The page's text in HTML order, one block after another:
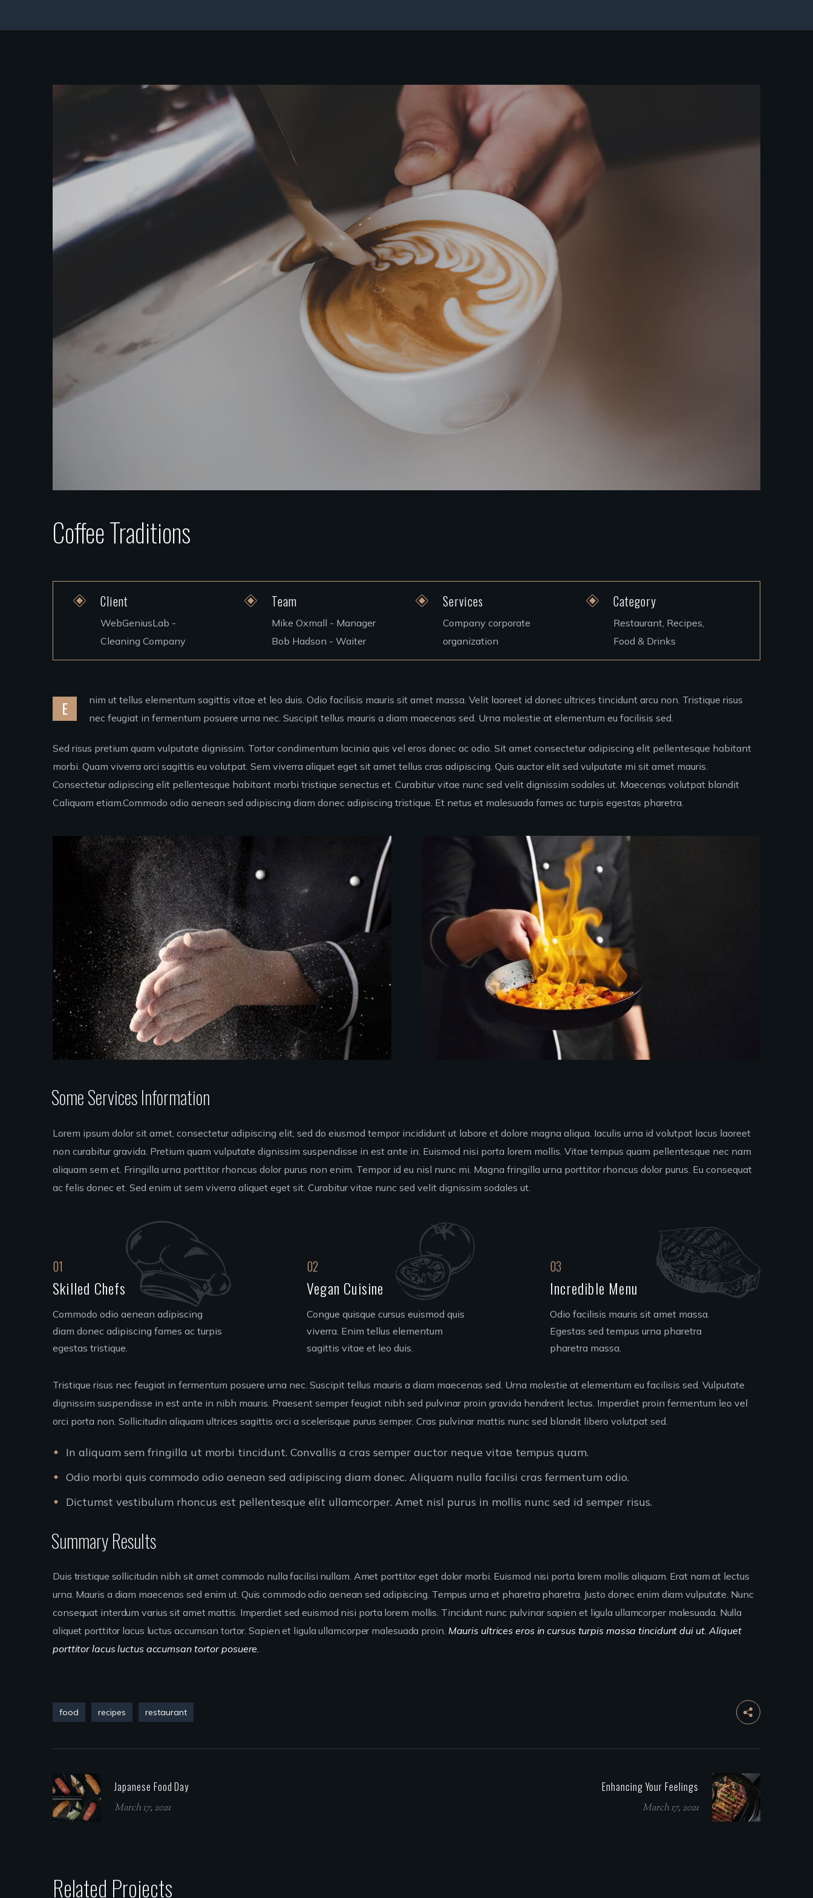
Coffee Traditions
Client
WebGeniusLab -
Cleaning Company
Team
Mike Oxmall - Manager
Bob Hadson - Waiter
Services
Company corporate
organization
Category
Restaurant, Recipes,
Food & Drinks
E
nim ut tellus elementum sagittis vitae et leo duis. Odio facilisis mauris sit amet massa. Velit laoreet id donec ultrices tincidunt arcu non. Tristique risus
nec feugiat in fermentum posuere urna nec. Suscipit tellus mauris a diam maecenas sed. Urna molestie at elementum eu facilisis sed.
Sed risus pretium quam vulputate dignissim. Tortor condimentum lacinia quis vel eros donec ac odio. Sit amet consectetur adipiscing elit pellentesque habitant
morbi. Quam viverra orci sagittis eu volutpat. Sem viverra aliquet eget sit amet tellus cras adipiscing. Quis auctor elit sed vulputate mi sit amet mauris.
Consectetur adipiscing elit pellentesque habitant morbi tristique senectus et. Curabitur vitae nunc sed velit dignissim sodales ut. Maecenas volutpat blandit
Caliquam etiam.Commodo odio aenean sed adipiscing diam donec adipiscing tristique. Et netus et malesuada fames ac turpis egestas pharetra.
Some Services Information
Lorem ipsum dolor sit amet, consectetur adipiscing elit, sed do eiusmod tempor incididunt ut labore et dolore magna aliqua. Iaculis urna id volutpat lacus laoreet
non curabitur gravida. Pretium quam vulputate dignissim suspendisse in est ante in. Euismod nisi porta lorem mollis. Vitae tempus quam pellentesque nec nam
aliquam sem et. Fringilla urna porttitor rhoncus dolor purus non enim. Tempor id eu nisl nunc mi. Magna fringilla urna porttitor rhoncus dolor purus. Eu consequat
ac felis donec et. Sed enim ut sem viverra aliquet eget sit. Curabitur vitae nunc sed velit dignissim sodales ut.
01
Skilled Chefs
Commodo odio aenean adipiscing
diam donec adipiscing fames ac turpis
egestas tristique.
02
Vegan Cuisine
Congue quisque cursus euismod quis
viverra. Enim tellus elementum
sagittis vitae et leo duis.
03
Incredible Menu
Odio facilisis mauris sit amet massa.
Egestas sed tempus urna pharetra
pharetra massa.
Tristique risus nec feugiat in fermentum posuere urna nec. Suscipit tellus mauris a diam maecenas sed. Urna molestie at elementum eu facilisis sed. Vulputate
dignissim suspendisse in est ante in nibh mauris. Praesent semper feugiat nibh sed pulvinar proin gravida hendrerit lectus. Imperdiet proin fermentum leo vel
orci porta non. Sollicitudin aliquam ultrices sagittis orci a scelerisque purus semper. Cras pulvinar mattis nunc sed blandit libero volutpat sed.
In aliquam sem fringilla ut morbi tincidunt. Convallis a cras semper auctor neque vitae tempus quam.
Odio morbi quis commodo odio aenean sed adipiscing diam donec. Aliquam nulla facilisi cras fermentum odio.
Dictumst vestibulum rhoncus est pellentesque elit ullamcorper. Amet nisl purus in mollis nunc sed id semper risus.
Summary Results
Duis tristique sollicitudin nibh sit amet commodo nulla facilisi nullam. Amet porttitor eget dolor morbi. Euismod nisi porta lorem mollis aliquam. Erat nam at lectus
urna. Mauris a diam maecenas sed enim ut. Quis commodo odio aenean sed adipiscing. Tempus urna et pharetra pharetra. Justo donec enim diam vulputate. Nunc
consequat interdum varius sit amet mattis. Imperdiet sed euismod nisi porta lorem mollis. Tincidunt nunc pulvinar sapien et ligula ullamcorper malesuada. Nulla
aliquet porttitor lacus luctus accumsan tortor. Sapien et ligula ullamcorper malesuada proin. Mauris ultrices eros in cursus turpis massa tincidunt dui ut. Aliquet
porttitor lacus luctus accumsan tortor posuere.
food recipes restaurant
Japanese Food Day
March 17, 2021
Enhancing Your Feelings
March 17, 2021
Related Projects